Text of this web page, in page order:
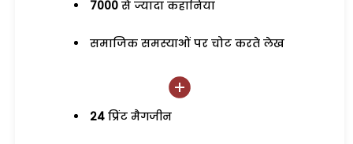
7000 से ज्यादा कहानियां
समाजिक समस्याओं पर चोट करते लेख
24 प्रिंट मैगजीन